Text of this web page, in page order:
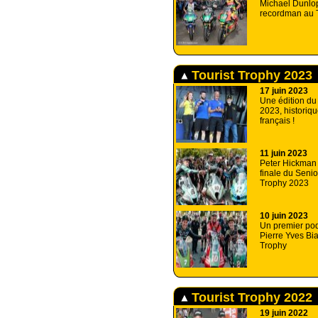
Michael
recordman au
Tourist Trophy 2023
17 juin 2023
Une édition
2023,
français !
11 juin 2023
Peter
finale du
Trophy 2023
10 juin 2023
Un premier
Pierre Yves
Trophy
Tourist Trophy 2022
19 juin 2022